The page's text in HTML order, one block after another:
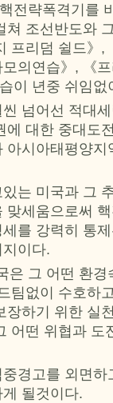
전략폭격기를
쳐 조선반도와
프리덤 쉴드》
의연습》, 《
이 년중 쉬임없
넘어선 적대
에 대한 중대도
아시아태평양
는 미국과 그
맞세움으로써
를 강력히 통
이다.
은 그 어떤 환
팀없이 수호하
장하기 위한 실
어떤 위협과 도
경고를 외면
될것이다.